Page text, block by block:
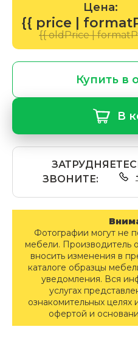
Цена:
{{ price |
{{ oldPrice |
Купить в
В
ЗВОНИТЕ:
Фотографии могут не
мебели. Производитель
вносить изменения в
каталоге образцы
уведомления. Вся
услугах
ознакомительных целях
офертой и